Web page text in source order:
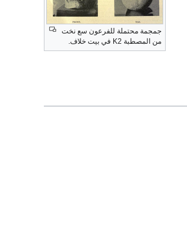
جمجمة محتملة للفرعون سع نخت
من المصطبة K2 في بيت خلاف.